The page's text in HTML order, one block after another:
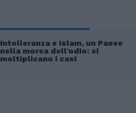
Intolleranza e Islam, un Paese
nella morsa dell'odio: si
moltiplicano i casi